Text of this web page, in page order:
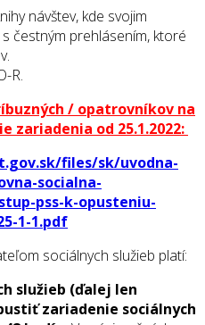
návštev, kde svojim
čestným prehlásením, ktoré
R.
/ opatrovníkov na
zariadenia od 25.1.2022:
files/sk/uvodna-
socialna-
pss-k-opusteniu-
1-1.pdf
sociálnych služieb platí:
služieb (ďalej len
zariadenie sociálnych